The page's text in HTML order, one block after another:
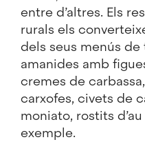
entre d’altres. Els
rurals els
dels seus menús
amanides amb
cremes de
carxofes, civets de
moniato, rostits
exemple.